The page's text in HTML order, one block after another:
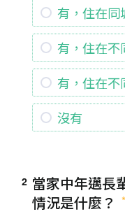
有，住在
有，住在
有，住在
沒有
2 當家中年邁長
情況是什麼？